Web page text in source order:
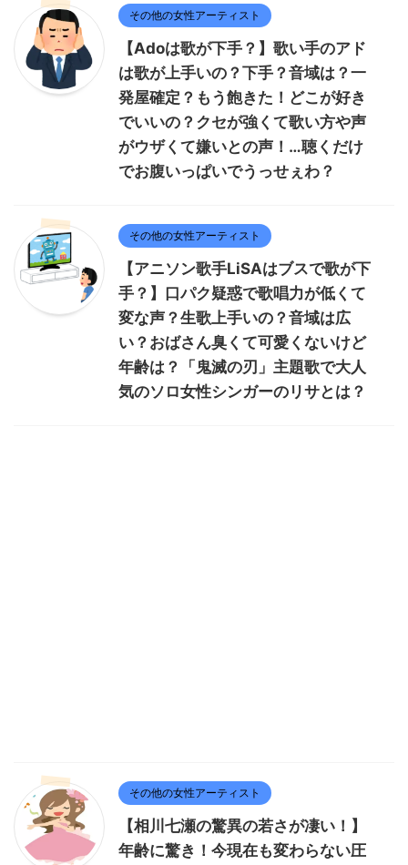
その他の女性アーティスト
【Adoは歌が下手？】歌い手のアド
は歌が上手いの？下手？音域は？一
発屋確定？もう飽きた！どこが好き
でいいの？クセが強くて歌い方や声
がウザくて嫌いとの声！…聴くだけ
でお腹いっぱいでうっせぇわ？
その他の女性アーティスト
【アニソン歌手LiSAはブスで歌が下
手？】口パク疑惑で歌唱力が低くて
変な声？生歌上手いの？音域は広
い？おばさん臭くて可愛くないけど
年齢は？「鬼滅の刃」主題歌で大人
気のソロ女性シンガーのリサとは？
その他の女性アーティスト
【相川七瀬の驚異の若さが凄い！】
年齢に驚き！今現在も変わらない圧